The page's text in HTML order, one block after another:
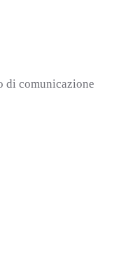
di comunicazione